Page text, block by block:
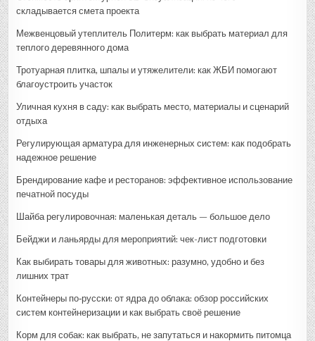
складывается смета проекта
Межвенцовый утеплитель Политерм: как выбрать материал для
теплого деревянного дома
Тротуарная плитка, шпалы и утяжелители: как ЖБИ помогают
благоустроить участок
Уличная кухня в саду: как выбрать место, материалы и сценарий
отдыха
Регулирующая арматура для инженерных систем: как подобрать
надежное решение
Брендирование кафе и ресторанов: эффективное использование
печатной посуды
Шайба регулировочная: маленькая деталь — большое дело
Бейджи и ланьярды для мероприятий: чек-лист подготовки
Как выбирать товары для животных: разумно, удобно и без
лишних трат
Контейнеры по‑русски: от ядра до облака: обзор российских
систем контейнеризации и как выбрать своё решение
Корм для собак: как выбрать, не запутаться и накормить питомца